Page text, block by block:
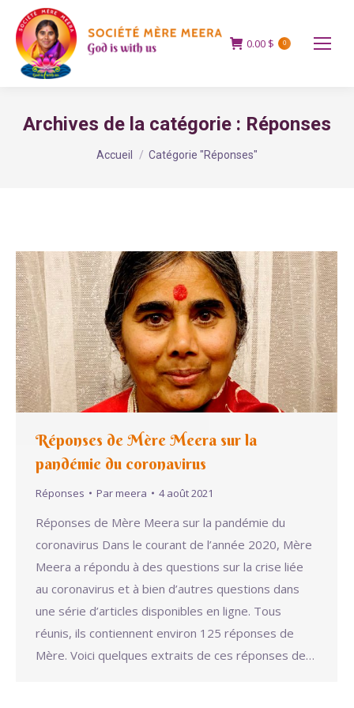
0.00 $ 0
Archives de la catégorie : Réponses
Vous êtes ici :
Accueil Catégorie "Réponses"
Réponses de Mère Meera sur la
pandémie du coronavirus
Réponses Par meera 4 août 2021
Réponses de Mère Meera sur la pandémie du
coronavirus Dans le courant de l’année 2020, Mère
Meera a répondu à des questions sur la crise liée
au coronavirus et à bien d’autres questions dans
une série d’articles disponibles en ligne. Tous
réunis, ils contiennent environ 125 réponses de
Mère. Voici quelques extraits de ces réponses de…